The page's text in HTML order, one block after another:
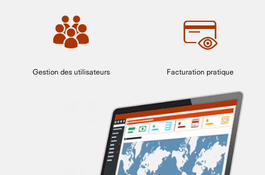
Gestion des utilisateurs Facturation pratique